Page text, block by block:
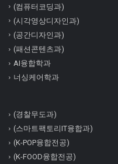
(컴퓨터코딩과)
(시각영상디자인과)
(공간디자인과)
(패션콘텐츠과)
AI융합학과
너싱케어학과
(경찰무도과)
(스마트팩토리IT융합과)
(K-POP융합전공)
(K-FOOD융합전공)